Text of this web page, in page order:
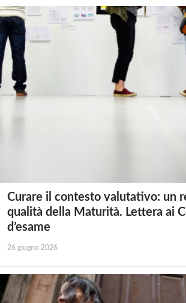
Curare il contesto valutativo: un
qualità della Maturità. Lettera ai
d’esame
26 giugno 2026